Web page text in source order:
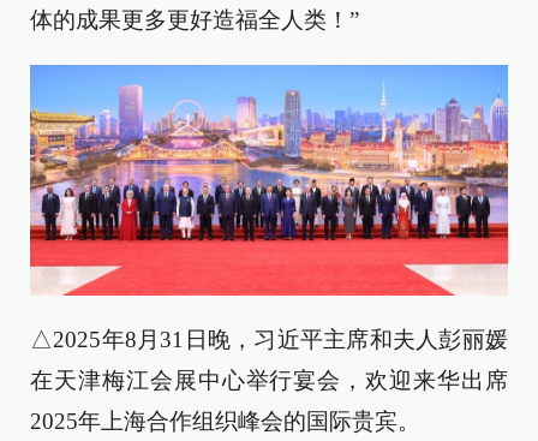
体的成果更多更好造福全人类！”
△2025年8月31日晚，习近平主席和夫人彭丽媛
在天津梅江会展中心举行宴会，欢迎来华出席
2025年上海合作组织峰会的国际贵宾。